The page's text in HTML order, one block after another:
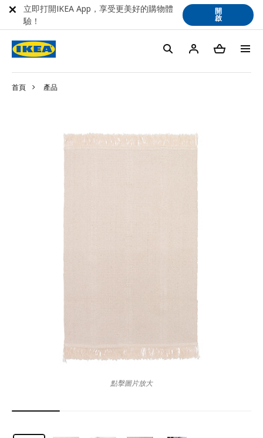
首頁 產品
點擊圖片放大
立即打開IKEA App，享受更美好的購物體
驗！
開
啟